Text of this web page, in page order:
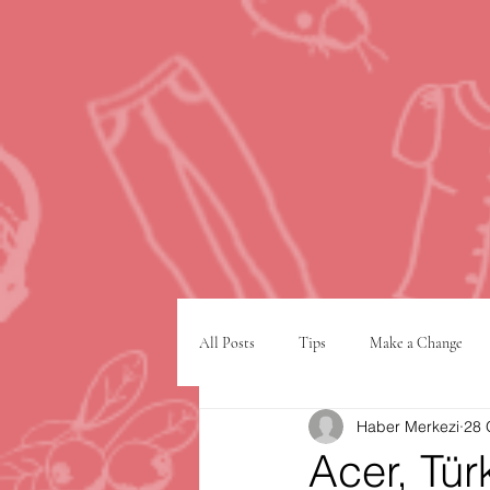
All Posts Tips Make a Change
VPN şehir
Acer,
Haber Merkezi 28